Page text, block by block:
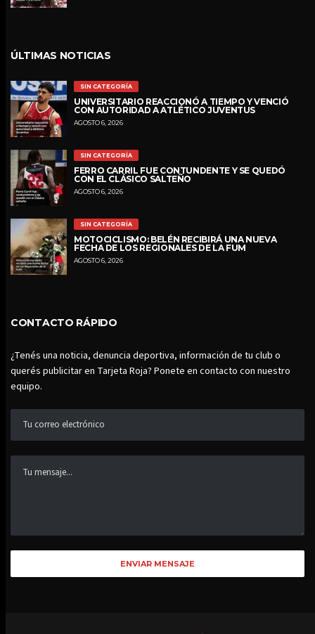
ÚLTIMAS NOTICIAS
SIN CATEGORÍA
UNIVERSITARIO REACCIONÓ A TIEMPO Y VENCIÓ
CON AUTORIDAD A ATLÉTICO JUVENTUS
AGOSTO 6, 2026
SIN CATEGORÍA
FERRO CARRIL FUE CONTUNDENTE Y SE QUEDÓ
CON EL CLÁSICO SALTEÑO
AGOSTO 6, 2026
SIN CATEGORÍA
MOTOCICLISMO: BELÉN RECIBIRÁ UNA NUEVA
FECHA DE LOS REGIONALES DE LA FUM
AGOSTO 6, 2026
CONTACTO RÁPIDO
¿Tenés una noticia, denuncia deportiva, información de tu club o
querés publicitar en Tarjeta Roja? Ponete en contacto con nuestro
equipo.